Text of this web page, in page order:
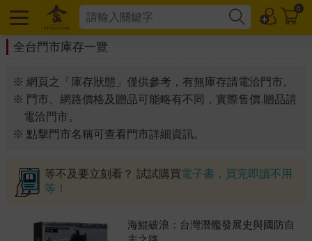
0
全台門市庫存一覽
※ 網頁之「庫存狀態」僅供參考，有無庫存請電洽門市。
※ 門市、網路價格及贈品可能略有不同，實際售價.贈品請
電洽門市。
※ 點擊門市名稱可查看門市詳細資訊。
等不及要立刻看？ 試試購買電子書，買完即讀不用
等！
海鯤破浪：台灣潛艦發展史與國防自